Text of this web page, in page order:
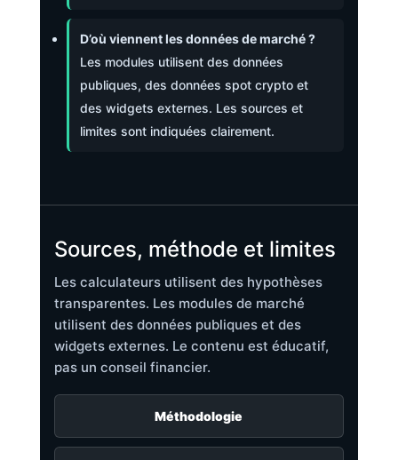
D’où viennent les données de marché ?
Les modules utilisent des données
publiques, des données spot crypto et
des widgets externes. Les sources et
limites sont indiquées clairement.
Sources, méthode et limites
Les calculateurs utilisent des hypothèses
transparentes. Les modules de marché
utilisent des données publiques et des
widgets externes. Le contenu est éducatif,
pas un conseil financier.
Méthodologie